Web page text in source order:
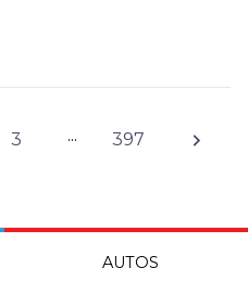
3 ... 397
AUTOS